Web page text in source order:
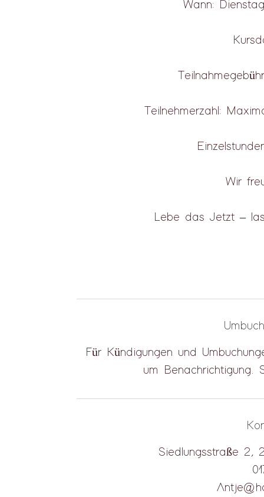
Wann:
Teilnehmerzahl:
Wir
Lebe das Jetzt –
Für Kündigungen und
um Benachrichtigung.
Siedlungsstraße 2,